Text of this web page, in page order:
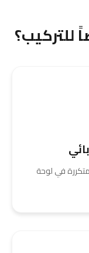
للتركيب؟
في لوحة